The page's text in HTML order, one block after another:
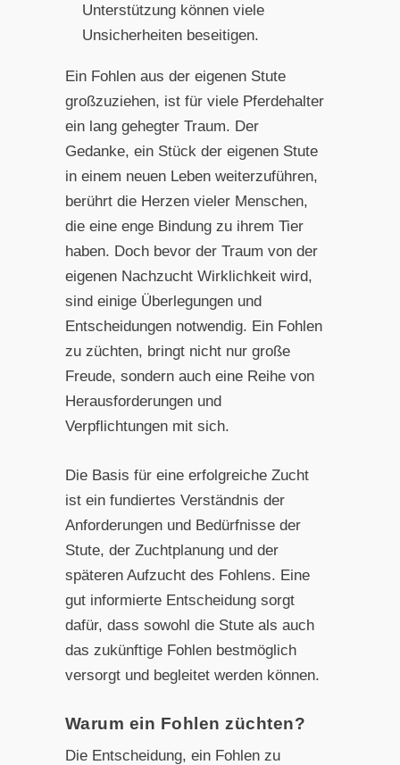
Unterstützung können viele
Unsicherheiten beseitigen.
Ein Fohlen aus der eigenen Stute
großzuziehen, ist für viele Pferdehalter
ein lang gehegter Traum. Der
Gedanke, ein Stück der eigenen Stute
in einem neuen Leben weiterzuführen,
berührt die Herzen vieler Menschen,
die eine enge Bindung zu ihrem Tier
haben. Doch bevor der Traum von der
eigenen Nachzucht Wirklichkeit wird,
sind einige Überlegungen und
Entscheidungen notwendig. Ein Fohlen
zu züchten, bringt nicht nur große
Freude, sondern auch eine Reihe von
Herausforderungen und
Verpflichtungen mit sich.
Die Basis für eine erfolgreiche Zucht
ist ein fundiertes Verständnis der
Anforderungen und Bedürfnisse der
Stute, der Zuchtplanung und der
späteren Aufzucht des Fohlens. Eine
gut informierte Entscheidung sorgt
dafür, dass sowohl die Stute als auch
das zukünftige Fohlen bestmöglich
versorgt und begleitet werden können.
Warum ein Fohlen züchten?
Die Entscheidung, ein Fohlen zu